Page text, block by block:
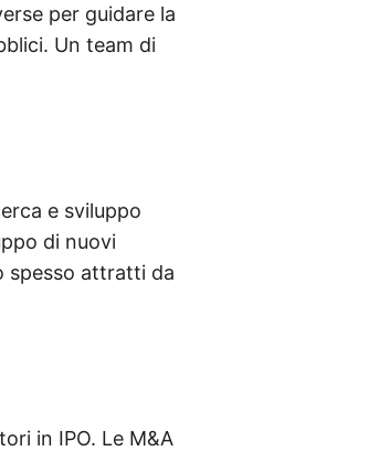
per guidare la
Un team di
e sviluppo
di nuovi
spesso attratti da
in IPO. Le M&A